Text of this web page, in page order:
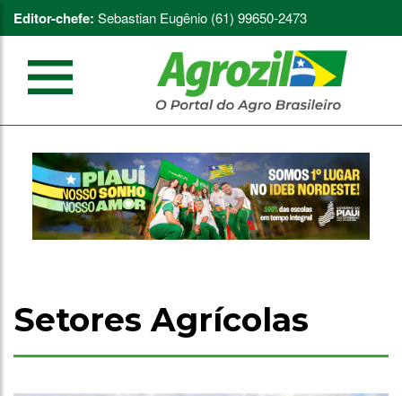
Editor-chefe: Sebastian Eugênio (61) 99650-2473
Setores Agrícolas